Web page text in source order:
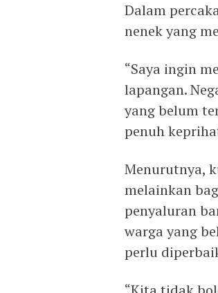
Dalam
nenek yang
“Saya ingin
lapangan.
yang belum
penuh
Menurutnya,
melainkan
penyaluran
warga yang
perlu